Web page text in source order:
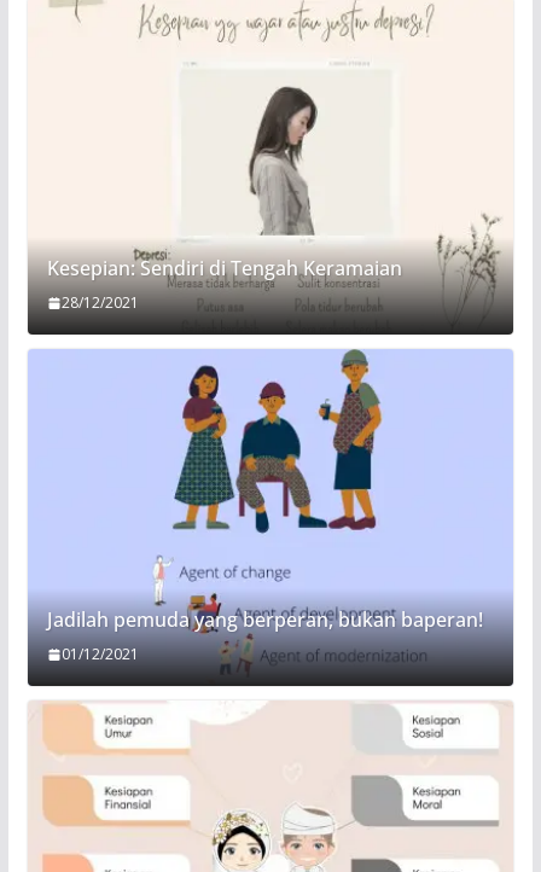
Kesepian: Sendiri di Tengah Keramaian
28/12/2021
Jadilah pemuda yang berperan, bukan baperan!
01/12/2021